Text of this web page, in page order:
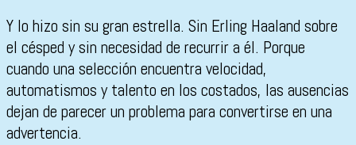
Y lo hizo sin su gran estrella. Sin Erling Haaland sobre
el césped y sin necesidad de recurrir a él. Porque
cuando una selección encuentra velocidad,
automatismos y talento en los costados, las ausencias
dejan de parecer un problema para convertirse en una
advertencia.